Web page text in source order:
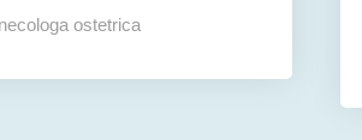
ostetrica